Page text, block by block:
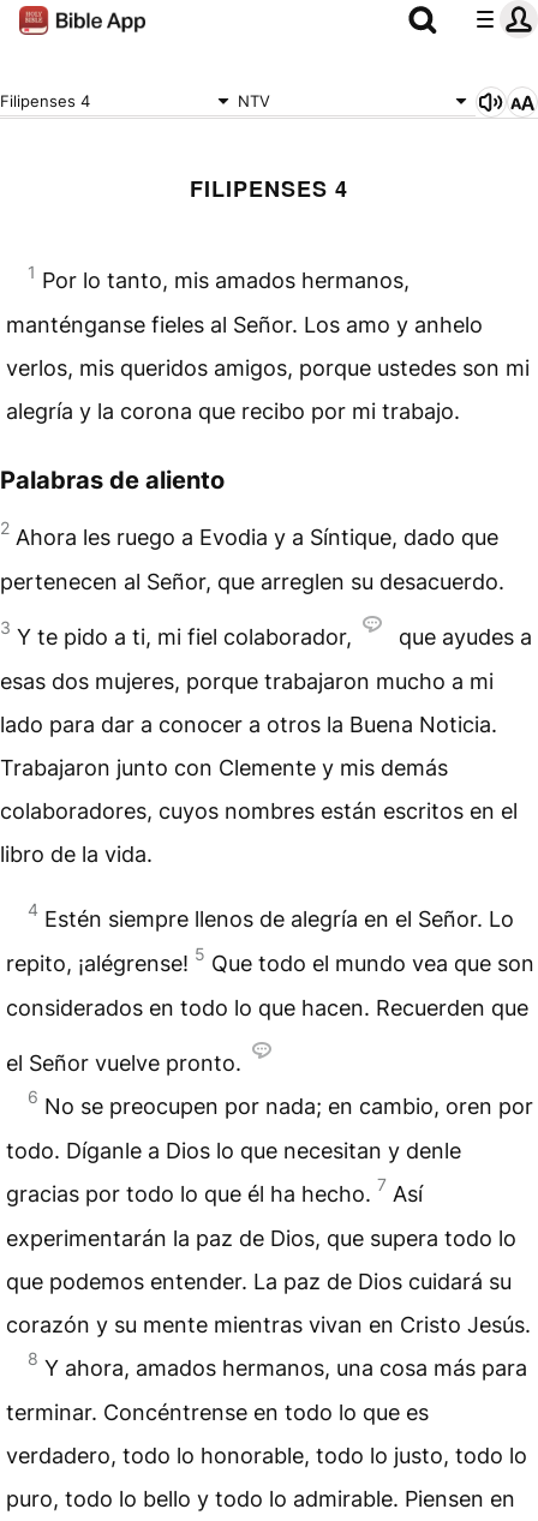
Filipenses 4 NTV
FILIPENSES 4
1 Por lo tanto, mis amados hermanos,
manténganse fieles al Señor. Los amo y anhelo
verlos, mis queridos amigos, porque ustedes son mi
alegría y la corona que recibo por mi trabajo.
Palabras de aliento
2 Ahora les ruego a Evodia y a Síntique, dado que
pertenecen al Señor, que arreglen su desacuerdo.
3 Y te pido a ti, mi fiel colaborador,
que ayudes a
esas dos mujeres, porque trabajaron mucho a mi
lado para dar a conocer a otros la Buena Noticia.
Trabajaron junto con Clemente y mis demás
colaboradores, cuyos nombres están escritos en el
libro de la vida.
4 Estén siempre llenos de alegría en el Señor. Lo
repito, ¡alégrense! 5 Que todo el mundo vea que son
considerados en todo lo que hacen. Recuerden que
el Señor vuelve pronto.
6 No se preocupen por nada; en cambio, oren por
todo. Díganle a Dios lo que necesitan y denle
gracias por todo lo que él ha hecho. 7 Así
experimentarán la paz de Dios, que supera todo lo
que podemos entender. La paz de Dios cuidará su
corazón y su mente mientras vivan en Cristo Jesús.
8 Y ahora, amados hermanos, una cosa más para
terminar. Concéntrense en todo lo que es
verdadero, todo lo honorable, todo lo justo, todo lo
puro, todo lo bello y todo lo admirable. Piensen en